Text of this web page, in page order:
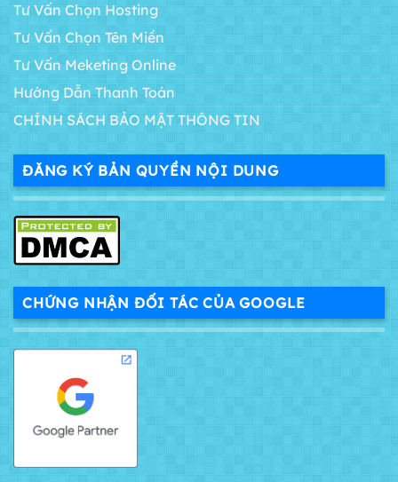
Tư Vấn Chọn Hosting
Tư Vấn Chọn Tên Miền
Tư Vấn Meketing Online
Hướng Dẫn Thanh Toán
CHÍNH SÁCH BẢO MẬT THÔNG TIN
ĐĂNG KÝ BẢN QUYỀN NỘI DUNG
CHỨNG NHẬN ĐỐI TÁC CỦA GOOGLE